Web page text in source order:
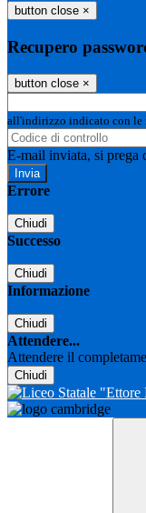
button close ×
Recupero
button close ×
all'indirizzo indicato con le
E-mail inviata, si prega
Errore
Chiudi
Successo
Chiudi
Informazione
Chiudi
Attendere...
Attendere il
Chiudi